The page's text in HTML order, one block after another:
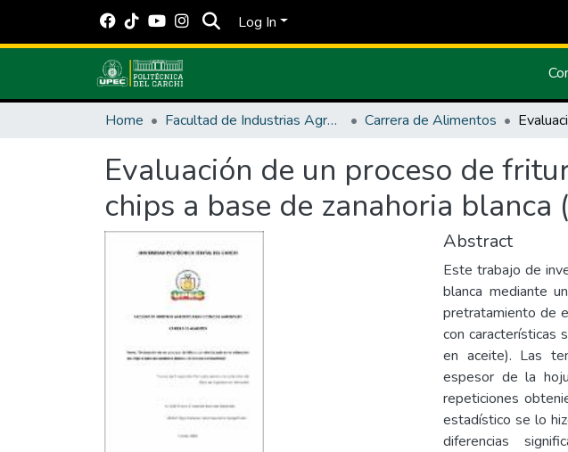
Log In
Home Facultad de Industrias Agropecuarias y Ciencias Ambientales Carrera de Alimentos
Evaluación de un proceso de
chips a base de zanahoria
Abstract
Este trabajo de
blanca mediante
pretratamiento de
con características
en aceite). Las
espesor de la
repeticiones
estadístico se lo
diferencias